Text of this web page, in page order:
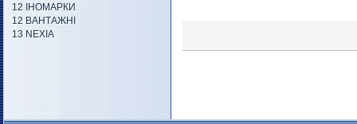
12 ІНОМАРКИ
12 ВАНТАЖНІ
13 NEXIA